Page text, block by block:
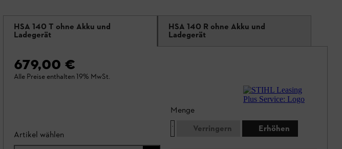
HSA 140 T ohne Akku und
Ladegerät
HSA 140 R ohne Akku und
Ladegerät
679,00 €
Alle Preise enthalten 19% MwSt.
Artikel wählen
Menge
Verringern
Erhöhen